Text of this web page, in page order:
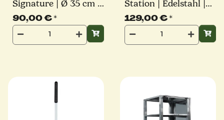
Signature | Ø 35 cm |
perforiert | für Koda
16, Karu 16, Karu 2
Pro, Koda 2 Max und
Koda 2 Pro
90,00 €*
Station | Edelstahl |
2x 1,6l Behälter | 4x
0,8l Behälter
129,00 €*